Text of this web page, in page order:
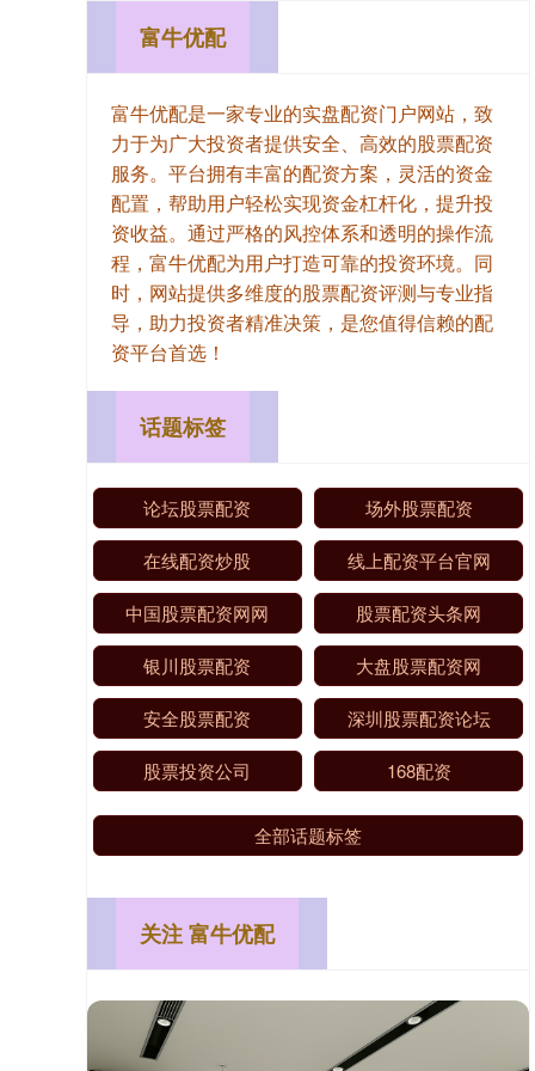
富牛优配
富牛优配是一家专业的实盘配资门户网站，致
力于为广大投资者提供安全、高效的股票配资
服务。平台拥有丰富的配资方案，灵活的资金
配置，帮助用户轻松实现资金杠杆化，提升投
资收益。通过严格的风控体系和透明的操作流
程，富牛优配为用户打造可靠的投资环境。同
时，网站提供多维度的股票配资评测与专业指
导，助力投资者精准决策，是您值得信赖的配
资平台首选！
话题标签
论坛股票配资 场外股票配资
在线配资炒股 线上配资平台官网
中国股票配资网网 股票配资头条网
银川股票配资 大盘股票配资网
安全股票配资 深圳股票配资论坛
股票投资公司 168配资
全部话题标签
关注 富牛优配